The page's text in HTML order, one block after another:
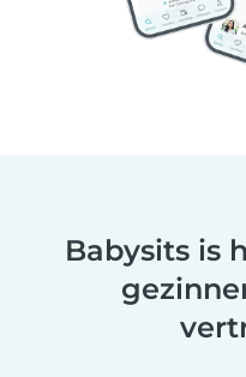
Babysits is